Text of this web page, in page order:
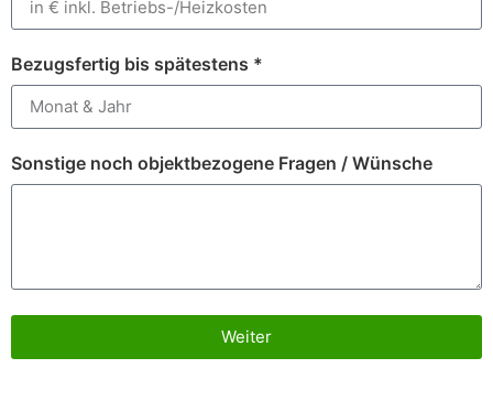
Bezugsfertig bis spätestens *
Sonstige noch objektbezogene Fragen / Wünsche
Weiter